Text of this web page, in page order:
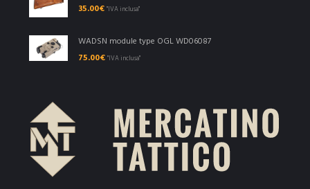
35.00€ "IVA inclusa"
WADSN module type OGL WD06087
75.00€ "IVA inclusa"